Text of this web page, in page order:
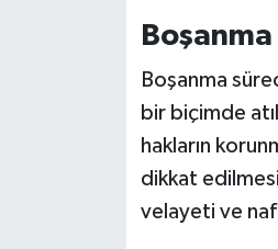
Boşanma
bir biçimde
hakların
dikkat
velayeti ve